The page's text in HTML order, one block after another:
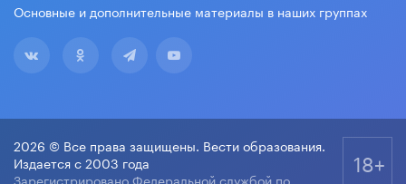
Основные и дополнительные материалы в наших группах
2026 © Все права защищены. Вести образования.
Издается с 2003 года
Зарегистрировано Федеральной службой по
18+